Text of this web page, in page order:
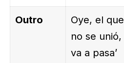
Outro
Oye, el que
no se unió,
va a pasa’